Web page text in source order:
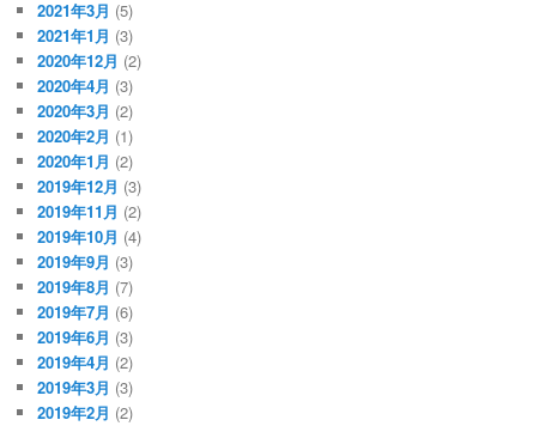
2021年3月 (5)
2021年1月 (3)
2020年12月 (2)
2020年4月 (3)
2020年3月 (2)
2020年2月 (1)
2020年1月 (2)
2019年12月 (3)
2019年11月 (2)
2019年10月 (4)
2019年9月 (3)
2019年8月 (7)
2019年7月 (6)
2019年6月 (3)
2019年4月 (2)
2019年3月 (3)
2019年2月 (2)